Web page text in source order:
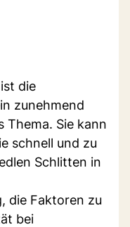
die
zunehmend
Thema. Sie kann
schnell und zu
Schlitten in
die Faktoren zu
bei